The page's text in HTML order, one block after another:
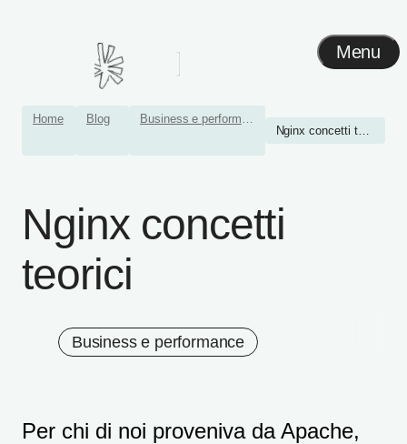
Menu
Home Blog
Business e performance
Nginx concetti teorici
Nginx concetti
teorici
Business e performance
Per chi di noi proveniva da Apache,